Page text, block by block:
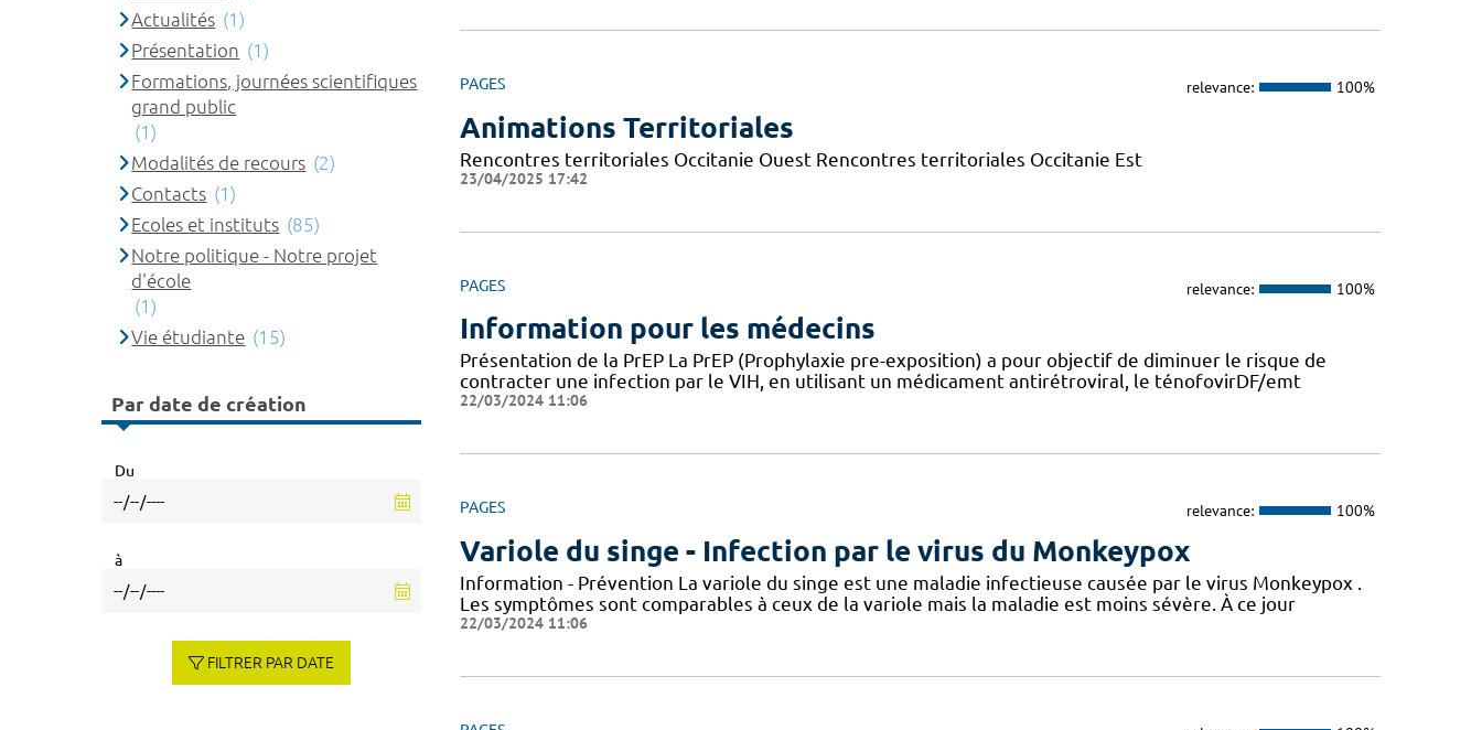
PAGES relevance: 100%
Animations Territoriales
Rencontres territoriales Occitanie Ouest Rencontres territoriales Occitanie Est
23/04/2025 17:42
PAGES relevance: 100%
Information pour les médecins
Présentation de la PrEP La PrEP (Prophylaxie pre-exposition) a pour objectif de diminuer le risque de
contracter une infection par le VIH, en utilisant un médicament antirétroviral, le ténofovirDF/emt
22/03/2024 11:06
PAGES relevance: 100%
Variole du singe - Infection par le virus du Monkeypox
Information - Prévention La variole du singe est une maladie infectieuse causée par le virus Monkeypox .
Les symptômes sont comparables à ceux de la variole mais la maladie est moins sévère. À ce jour
22/03/2024 11:06
Actualités (1)
Présentation (1)
Formations, journées scientifiques
grand public
(1)
Modalités de recours (2)
Contacts (1)
Ecoles et instituts (85)
Notre politique - Notre projet
d'école
(1)
Vie étudiante (15)
Par date de création
Du
à
FILTRER PAR DATE